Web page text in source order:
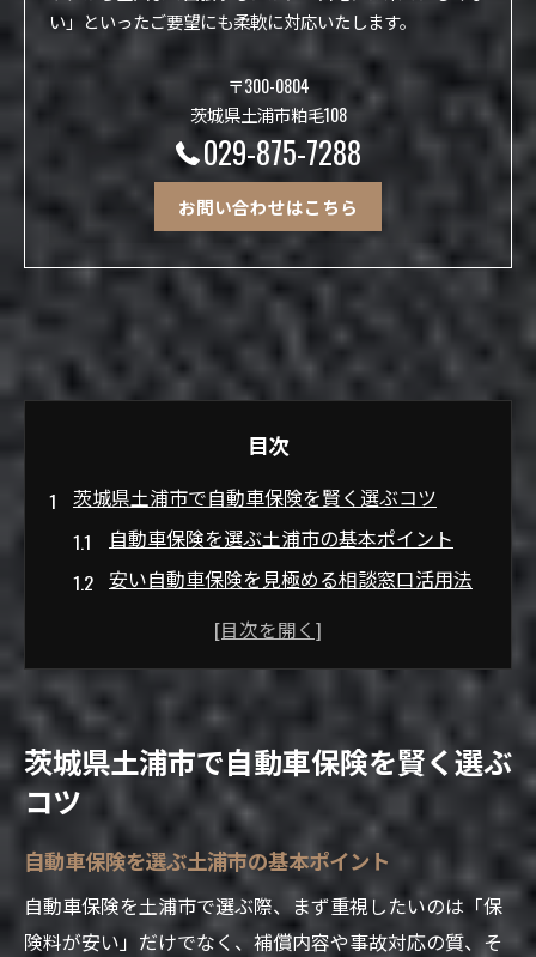
い」といったご要望にも柔軟に対応いたします。
〒300-0804
茨城県土浦市粕毛108
029-875-7288
お問い合わせはこちら
目次
茨城県土浦市で自動車保険を賢く選ぶコツ
自動車保険を選ぶ土浦市の基本ポイント
安い自動車保険を見極める相談窓口活用法
自動車保険の補償内容と料金比較のコツ
土浦イオンや保険クリニックの活用術
家計を守る土浦市の安い自動車保険活用法
家計節約に役立つ自動車保険の選び方
自動車保険で見逃せない補償バランスの工
夫
安い自動車保険を探す比較サイトの活用
土浦 保険代理店で得する相談ポイント
茨城県土浦市で自動車保険を賢く選ぶ
コツ
自動車保険を選ぶ土浦市の基本ポイント
自動車保険を土浦市で選ぶ際、まず重視したいのは「保
険料が安い」だけでなく、補償内容や事故対応の質、そ